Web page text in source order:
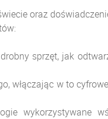
oraz
sprzęt, jak
włączając w to
wykorzystywane